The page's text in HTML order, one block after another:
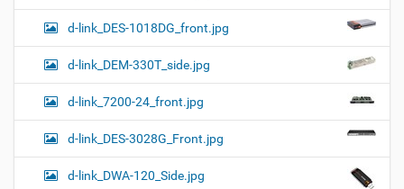
d-link_DES-1018DG_front.jpg
d-link_DEM-330T_side.jpg
d-link_7200-24_front.jpg
d-link_DES-3028G_Front.jpg
d-link_DWA-120_Side.jpg